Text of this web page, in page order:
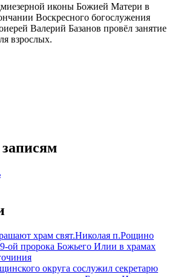
иконы Божией Матери в
Воскресного богослужения
Валерий Базанов провёл занятие
взрослых.
храм свят.Николая п.Рощино
ой пророка Божьего Илии в храмах
округа сослужил секретарю